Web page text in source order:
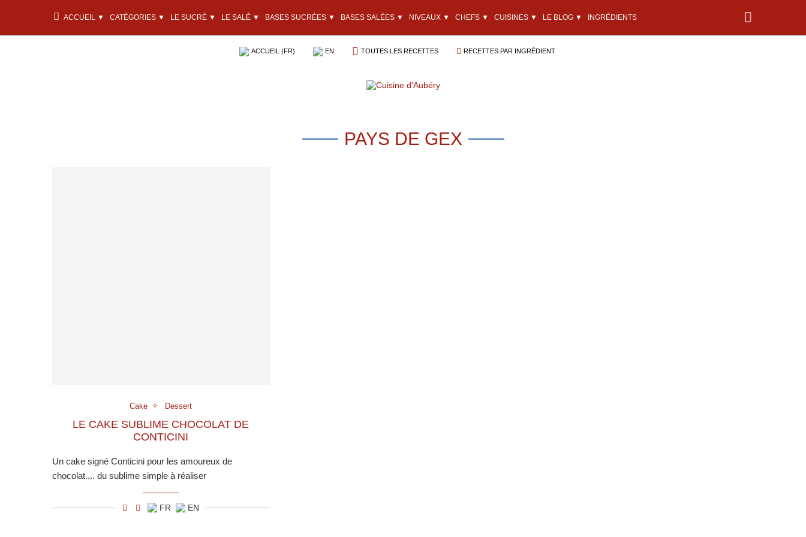
ACCUEIL ▼ CATÉGORIES ▼ LE SUCRÉ ▼ LE SALÉ ▼ BASES SUCRÉES ▼ BASES SALÉES ▼ NIVEAUX ▼ CHEFS ▼ CUISINES ▼ LE BLOG ▼ INGRÉDIENTS
ACCUEIL (FR) EN TOUTES LES RECETTES RECETTES PAR INGRÉDIENT
PAYS DE GEX
Cake Dessert
LE CAKE SUBLIME CHOCOLAT DE
CONTICINI
Un cake signé Conticini pour les amoureux de
chocolat.... du sublime simple à réaliser
FR EN